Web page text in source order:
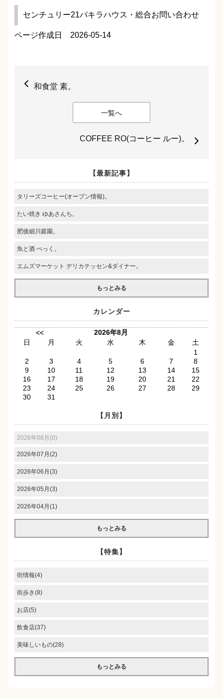
センチュリー21パキラハウス・総合お問い合わせ
ページ作成日 2026-05-14
和食堂 素。
一覧へ
COFFEE RO(コーヒー ルー)。
【最新記事】
タリーズコーヒー(オープン情報)。
たい焼き ゆあさんち。
肥後細川庭園。
魚と酒 べっく。
エムズマーケット デリカテッセン&ダイナー。
もっとみる
カレンダー
<<
2026年8月
日
月 火 水 木 金
土
1
2
3 4 5 6 7
8
9
10 11 12 13 14
15
16
17 18 19 20 21
22
23
24 25 26 27 28
29
30
31
【月別】
2026年08月(0)
2026年07月(2)
2026年06月(3)
2026年05月(3)
2026年04月(1)
もっとみる
【特集】
街情報(4)
街歩き(8)
お店(5)
飲食店(37)
美味しいもの(28)
もっとみる